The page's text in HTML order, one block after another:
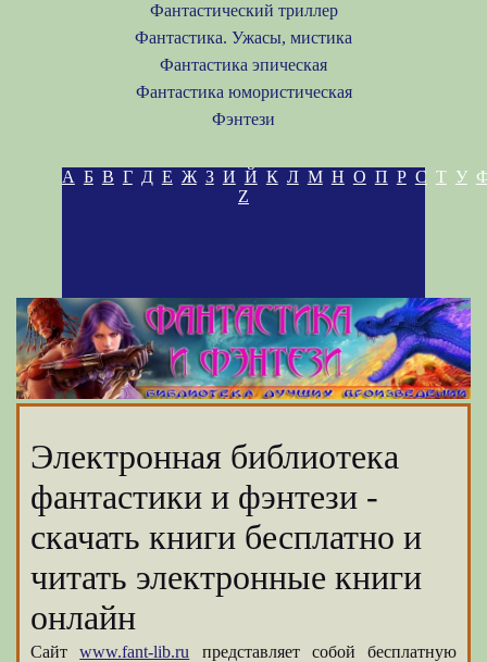
Фантастический триллер
Фантастика. Ужасы, мистика
Фантастика эпическая
Фантастика юмористическая
Фэнтези
А Б В Г Д Е Ж З И Й К Л М Н О П Р С Т У
Z
Электронная библиотека
фантастики и фэнтези -
скачать книги бесплатно и
читать электронные книги
онлайн
Сайтwww.fant-lib.ru представляет собой бесплатную